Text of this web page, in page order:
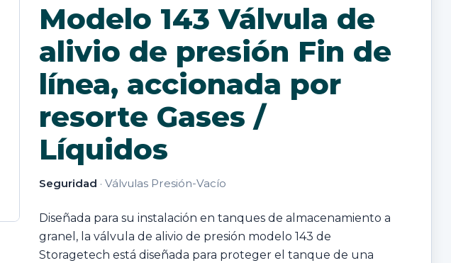
Modelo 143 Válvula de
alivio de presión Fin de
línea, accionada por
resorte Gases /
Líquidos
Seguridad · Válvulas Presión-Vacío
Diseñada para su instalación en tanques de almacenamiento a
granel, la válvula de alivio de presión modelo 143 de
Storagetech está diseñada para proteger el tanque de una